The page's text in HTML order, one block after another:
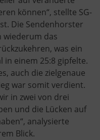
können“, stellte SG-
Die Sendenhorster
wiederum das
was ein
in einem 25:8 gipfelte.
auch die zielgenaue
war somit verdient.
in zwei von drei
und die Lücken auf
analysierte
Blick.